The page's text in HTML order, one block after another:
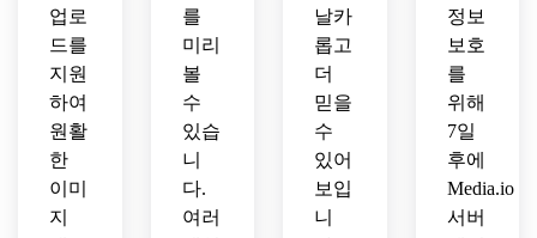
업로
드를
지원
하여
원활
한
이미
지
를
미리
볼
수
있습
니
다.
여러
날카
롭고
더
믿을
수
있어
보입
니
정보
보호
를
위해
7일
후에
Media.io
서버